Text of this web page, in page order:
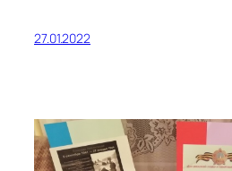
27.01.2022